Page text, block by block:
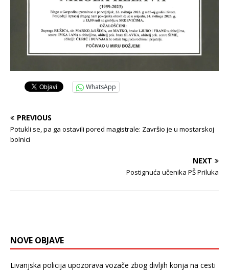
WhatsApp
PREVIOUS
Potukli se, pa ga ostavili pored magistrale: Završio je u mostarskoj
bolnici
NEXT
Postignuća učenika PŠ Priluka
NOVE OBJAVE
Livanjska policija upozorava vozače zbog divljih konja na cesti